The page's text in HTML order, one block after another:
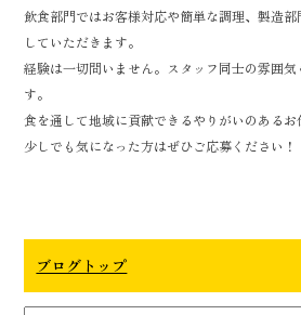
飲食部門ではお客様対応や簡単な調理、製造
していただきます。
経験は一切問いません。スタッフ同士の雰囲
す。
食を通して地域に貢献できるやりがいのあるお
少しでも気になった方はぜひご応募ください！
ブログトップ